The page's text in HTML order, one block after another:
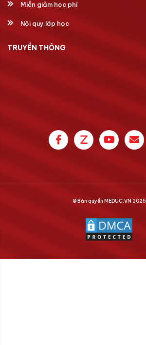
Miễn giảm học phí
Nội quy lớp học
TRUYỀN THÔNG
© Bản quyền MEDUC.VN 2025